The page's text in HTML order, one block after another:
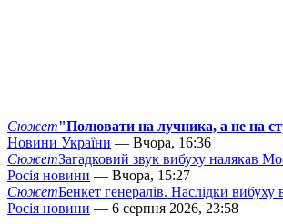
Сюжет"Полювати на лучника, а не на
Новини України — Вчора, 16:36
СюжетЗагадковий звук вибуху налякав
Росія новини — Вчора, 15:27
СюжетБенкет генералів. Наслідки вибуху
Росія новини — 6 серпня 2026, 23:58